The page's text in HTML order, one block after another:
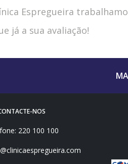
Espregueira
já a sua avaliação!
NOS
220 100 100